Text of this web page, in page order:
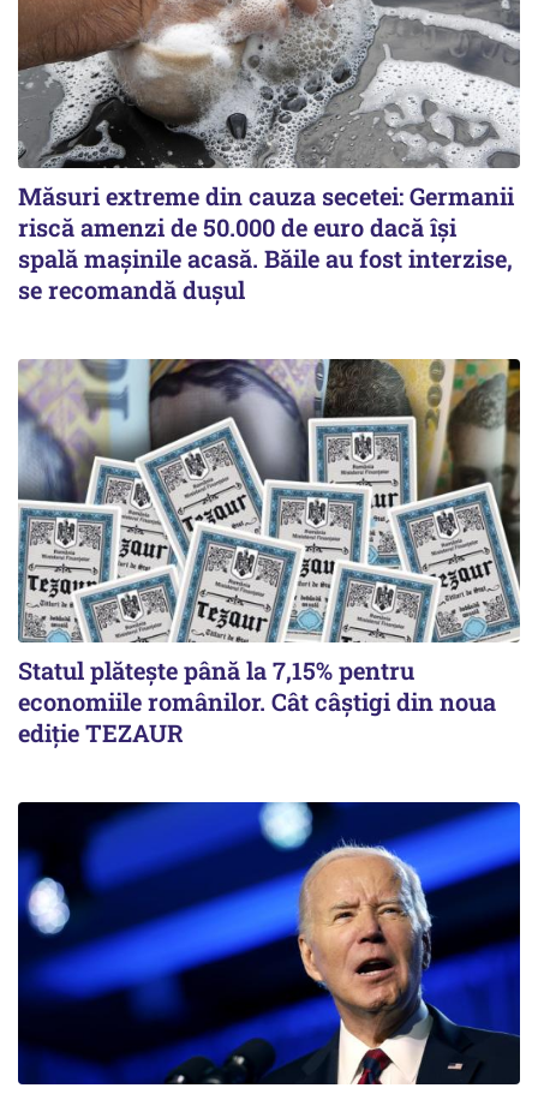
Măsuri extreme din cauza secetei: Germanii
riscă amenzi de 50.000 de euro dacă își
spală mașinile acasă. Băile au fost interzise,
se recomandă dușul
Statul plătește până la 7,15% pentru
economiile românilor. Cât câștigi din noua
ediție TEZAUR